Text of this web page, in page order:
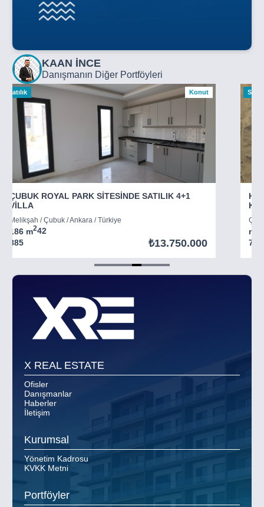
KAAN İNCE
Danışmanın Diğer Portföyleri
Satılık Konut
ÇUBUK ROYAL PARK SİTESİNDE SATILIK 4+1
VİLLA
Melikşah / Çubuk / Ankara / Türkiye
186 m242
885
₺13.750.000
m
783
of
X REAL ESTATE
Ofisler
Danışmanlar
Haberler
İletişim
Kurumsal
Yönetim Kadrosu
KVKK Metni
Portföyler